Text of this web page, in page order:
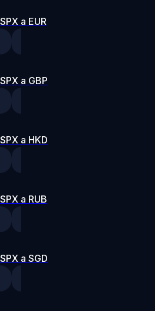
SPX a EUR
SPX a GBP
SPX a HKD
SPX a RUB
SPX a SGD